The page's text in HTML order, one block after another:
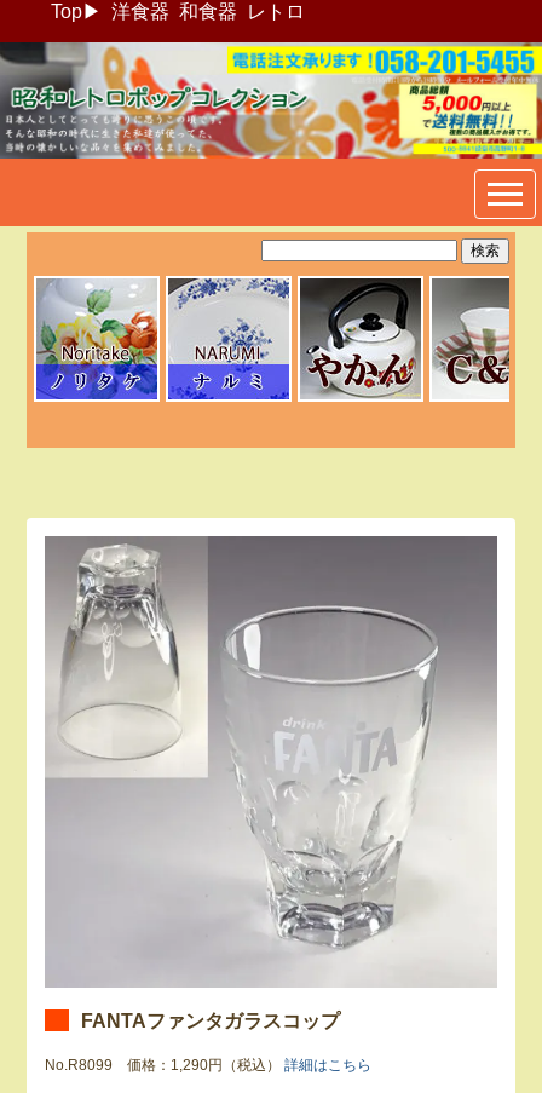
Top▶ 洋食器 和食器 レトロ
昭和レトロポップ食器生活雑
貨通販＠フリマート
FANTAファンタガラスコップ
No.R8099 価格：1,290円（税込）詳細はこちら